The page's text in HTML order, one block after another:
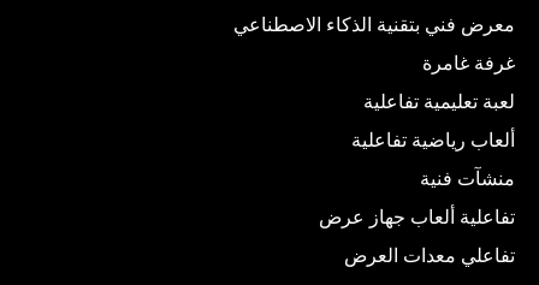
معرض فني بتقنية الذكاء الاصطناعي
غرفة غامرة
لعبة تعليمية تفاعلية
ألعاب رياضية تفاعلية
منشآت فنية
تفاعلية ألعاب جهاز عرض
تفاعلي معدات العرض